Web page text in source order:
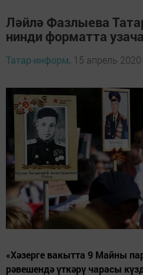
Ләйлә Фазлыева
нинди форматта
Татар-информ, 15 апрель 2020
«Хәзерге вакытта 9 Майны
рәвешендә үткәрү чарасы